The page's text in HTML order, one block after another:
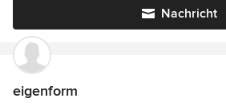
Nachricht
eigenform